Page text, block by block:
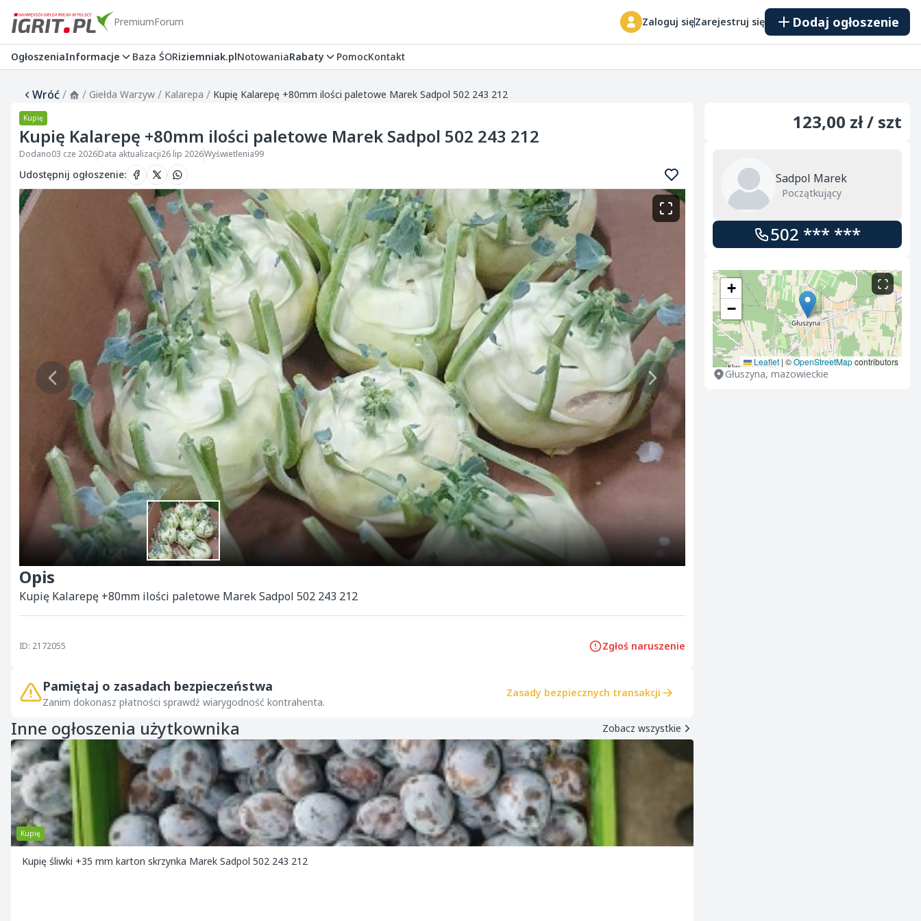
PremiumForum Zaloguj sięZarejestruj się Dodaj ogłoszenie
OgłoszeniaInformacje Baza ŚORiziemniak.plNotowaniaRabaty PomocKontakt
Wróć/ / Giełda Warzyw / Kalarepa / Kupię Kalarepę +80mm ilości paletowe Marek Sadpol 502 243 212
Kupię
Kupię Kalarepę +80mm ilości paletowe Marek Sadpol 502 243 212
Dodano03 cze 2026Data aktualizacji26 lip 2026Wyświetlenia99
Udostępnij ogłoszenie:
Opis
Kupię Kalarepę +80mm ilości paletowe Marek Sadpol 502 243 212
ID: 2172055 Zgłoś naruszenie
Pamiętaj o zasadach bezpieczeństwa
Zanim dokonasz płatności sprawdź wiarygodność kontrahenta.
Zasady bezpiecznych transakcji
Inne ogłoszenia użytkownika Zobacz wszystkie
Kupię
Kupię śliwki +35 mm karton skrzynka Marek Sadpol 502 243 212
123,00 zł / szt
Sadpol Marek
Początkujący
502 *** ***
+
−
Leaflet | ©OpenStreetMapcontributors
Głuszyna, mazowieckie